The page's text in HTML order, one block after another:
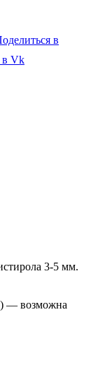
в
в Vk
3-5 мм.
— возможна